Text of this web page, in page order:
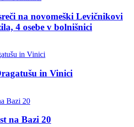
na novomeški Levičnikovi
4 osebe v bolnišnici
in Vinici
na Bazi 20